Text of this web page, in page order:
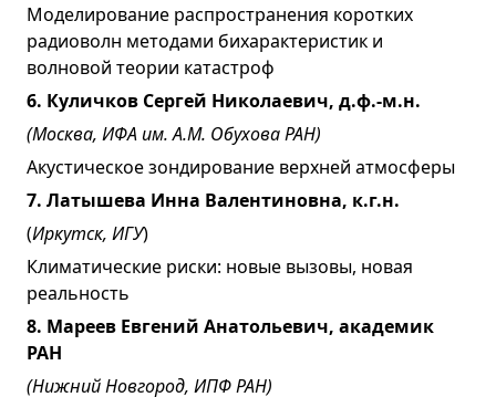
Моделирование распространения коротких
радиоволн методами бихарактеристик и
волновой теории катастроф
6. Куличков Сергей Николаевич, д.ф.-м.н.
(Москва, ИФА им. А.М. Обухова РАН)
Акустическое зондирование верхней атмосферы
7. Латышева Инна Валентиновна, к.г.н.
(Иркутск, ИГУ)
Климатические риски: новые вызовы, новая
реальность
8. Мареев Евгений Анатольевич, академик
РАН
(Нижний Новгород, ИПФ РАН)